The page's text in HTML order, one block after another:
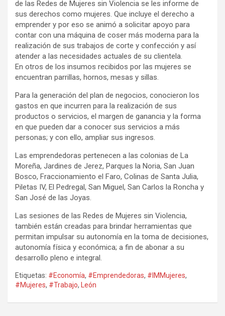
de las Redes de Mujeres sin Violencia se les informe de
sus derechos como mujeres. Que incluye el derecho a
emprender y por eso se animó a solicitar apoyo para
contar con una máquina de coser más moderna para la
realización de sus trabajos de corte y confección y así
atender a las necesidades actuales de su clientela.
En otros de los insumos recibidos por las mujeres se
encuentran parrillas, hornos, mesas y sillas.
Para la generación del plan de negocios, conocieron los
gastos en que incurren para la realización de sus
productos o servicios, el margen de ganancia y la forma
en que pueden dar a conocer sus servicios a más
personas; y con ello, ampliar sus ingresos.
Las emprendedoras pertenecen a las colonias de La
Moreña, Jardines de Jerez, Parques la Noria, San Juan
Bosco, Fraccionamiento el Faro, Colinas de Santa Julia,
Piletas IV, El Pedregal, San Miguel, San Carlos la Roncha y
San José de las Joyas.
Las sesiones de las Redes de Mujeres sin Violencia,
también están creadas para brindar herramientas que
permitan impulsar su autonomía en la toma de decisiones,
autonomía física y económica; a fin de abonar a su
desarrollo pleno e integral.
Etiquetas: #Economía, #Emprendedoras, #IMMujeres,
#Mujeres, #Trabajo, León